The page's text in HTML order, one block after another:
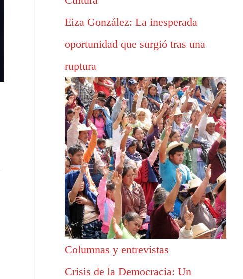
Eiza González: La inesperada
oportunidad que surgió tras una
ruptura
Columnas y entrevistas
Crisis de la Democracia: Un